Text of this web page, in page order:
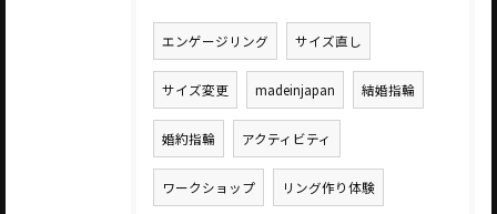
エンゲージリング サイズ直し
サイズ変更 madeinjapan 結婚指輪
婚約指輪 アクティビティ
ワークショップ リング作り体験